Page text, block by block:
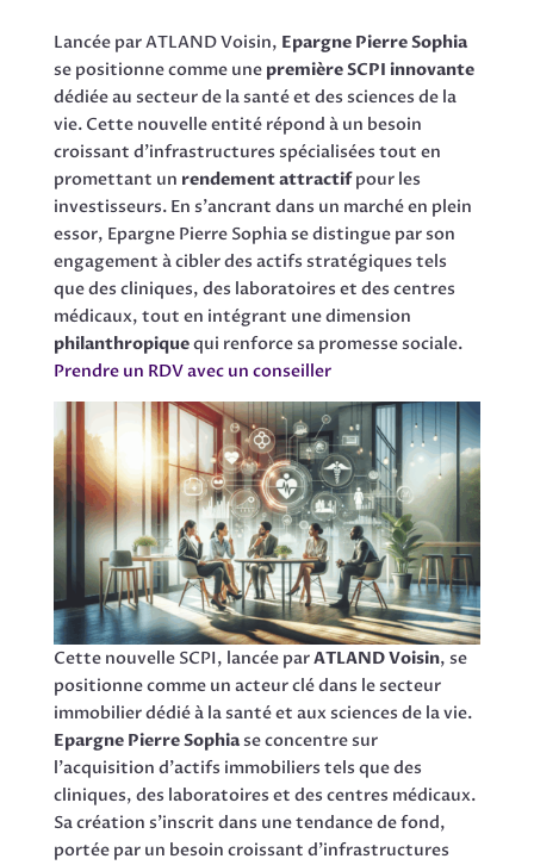
Lancée par ATLAND Voisin, Epargne Pierre Sophia
se positionne comme une première SCPI innovante
dédiée au secteur de la santé et des sciences de la
vie. Cette nouvelle entité répond à un besoin
croissant d’infrastructures spécialisées tout en
promettant un rendement attractifpour les
investisseurs. En s’ancrant dans un marché en plein
essor, Epargne Pierre Sophia se distingue par son
engagement à cibler des actifs stratégiques tels
que des cliniques, des laboratoires et des centres
médicaux, tout en intégrant une dimension
philanthropiquequi renforce sa promesse sociale.
Prendre un RDV avec un conseiller
Cette nouvelle SCPI, lancée parATLAND Voisin, se
positionne comme un acteur clé dans le secteur
immobilier dédié à la santé et aux sciences de la vie.
Epargne Pierre Sophiase concentre sur
l’acquisition d’actifs immobiliers tels que des
cliniques, des laboratoires et des centres médicaux.
Sa création s’inscrit dans une tendance de fond,
portée par un besoin croissant d’infrastructures